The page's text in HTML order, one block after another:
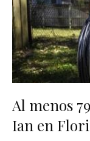
Al menos
Ian en